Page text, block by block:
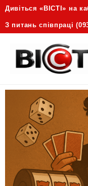
Дивіться «ВІСТІ» на
З питань співпраці